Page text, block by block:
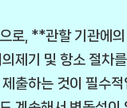
로, **관할 기관에
제기 및 항소 절차
출하는 것이 필수